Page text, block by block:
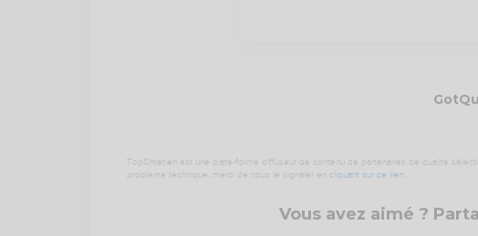
TopChrétien est une plate-forme diffuseur de contenu de partenaires de qualité
problème technique, merci de nous le signaler en cliquant sur ce lien.
Vous avez aimé ?